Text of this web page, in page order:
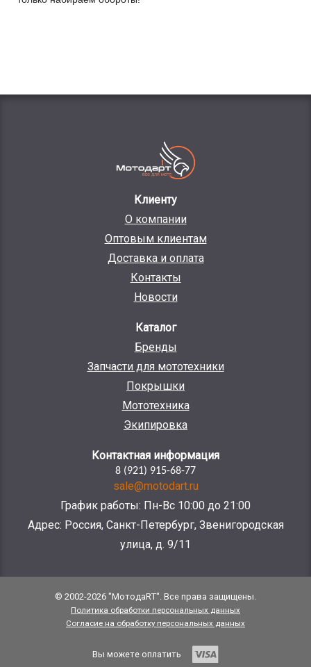
Клиенту
О компании
Оптовым клиентам
Доставка и оплата
Контакты
Новости
Каталог
Бренды
Запчасти для мототехники
Покрышки
Мототехника
Экипировка
Контактная информация
8 (921) 915-68-77
sale@motodart.ru
График работы: Пн-Вс 10:00 до 21:00
Адрес: Россия, Санкт-Петербург, Звенигородская
улица, д. 9/11
© 2002-2026 "МотодаRT". Все права защищены.
Политика обработки персональных данных
Согласие на обработку персональных данных
Вы можете оплатить